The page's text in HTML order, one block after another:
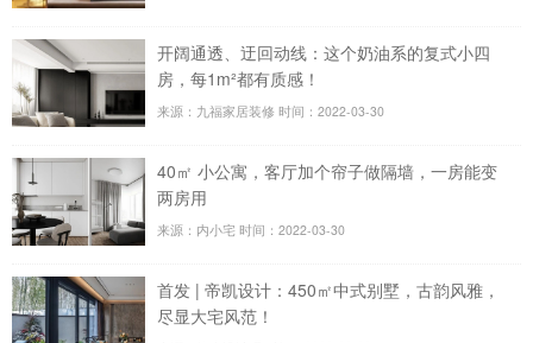
开阔通透、迂回动线：这个奶油系的复式小四
房，每1m²都有质感！
来源：九福家居装修 时间：2022-03-30
40㎡ 小公寓，客厅加个帘子做隔墙，一房能变
两房用
来源：内小宅 时间：2022-03-30
首发 | 帝凯设计：450㎡中式别墅，古韵风雅，
尽显大宅风范！